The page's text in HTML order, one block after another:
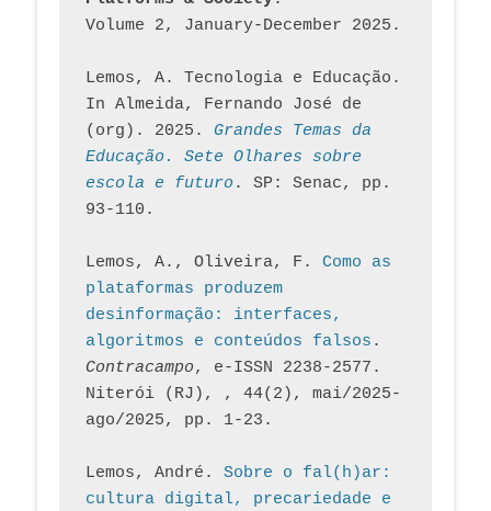
Volume 2, January-December 2025.
Lemos, A. Tecnologia e Educação.
In Almeida, Fernando José de
(org). 2025. Grandes Temas da
Educação. Sete Olhares sobre
escola e futuro. SP: Senac, pp.
93-110.
Lemos, A., Oliveira, F. Como as
plataformas produzem
desinformação: interfaces,
algoritmos e conteúdos falsos
Contracampo, e-ISSN 2238-2577.
Niterói (RJ), , 44(2), mai/2025-
ago/2025, pp. 1-23.
Lemos, André. Sobre o fal(h)ar:
cultura digital, precariedade e